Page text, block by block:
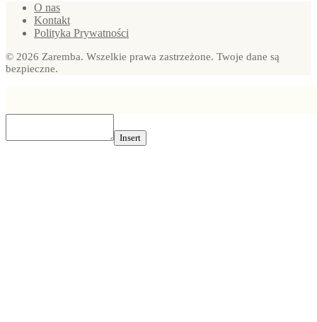
O nas
Kontakt
Polityka Prywatności
© 2026 Zaremba. Wszelkie prawa zastrzeżone. Twoje dane są
bezpieczne.
Insert